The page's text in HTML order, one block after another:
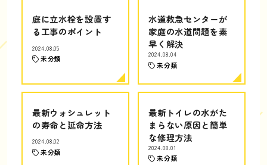
庭に立水栓を設置す
る工事のポイント
2024.08.05
未分類
水道救急センターが
家庭の水道問題を素
早く解決
2024.08.04
未分類
最新ウォシュレット
の寿命と延命方法
2024.08.02
未分類
最新トイレの水がた
まらない原因と簡単
な修理方法
2024.08.01
未分類